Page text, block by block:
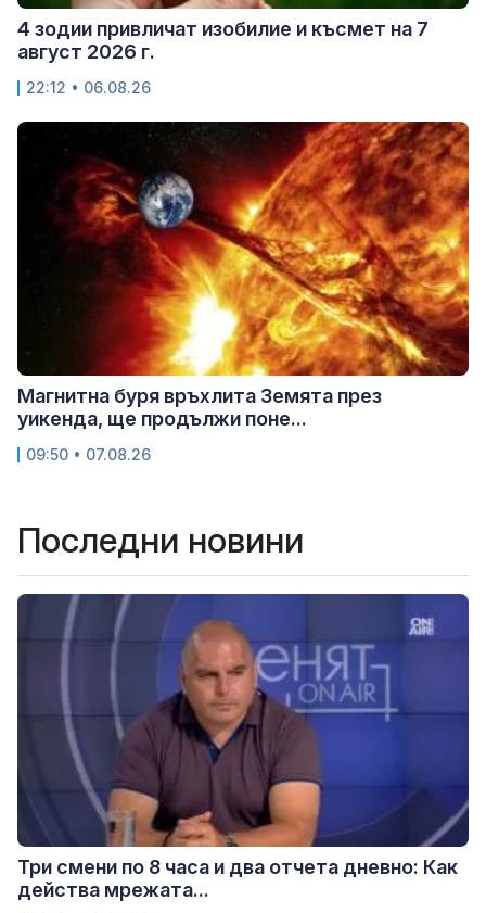
4 зодии привличат изобилие и късмет на 7
август 2026 г.
22:12 • 06.08.26
Магнитна буря връхлита Земята през
уикенда, ще продължи поне...
09:50 • 07.08.26
Последни новини
Три смени по 8 часа и два отчета дневно: Как
действа мрежата...